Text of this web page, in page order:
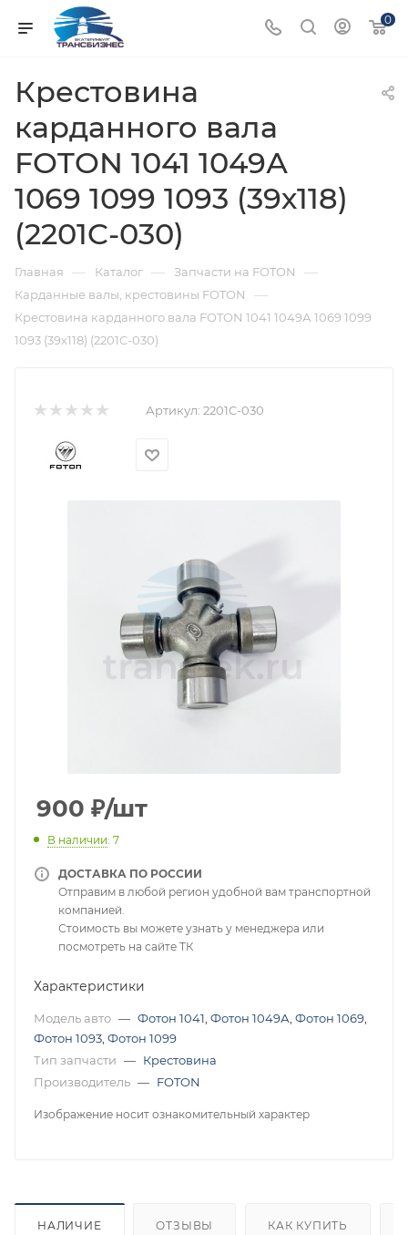
0
Крестовина
карданного вала
FOTON 1041 1049А
1069 1099 1093 (39х118)
(2201C-030)
Главная — Каталог — Запчасти на FOTON —
Карданные валы, крестовины FOTON —
Крестовина карданного вала FOTON 1041 1049А 1069 1099
1093 (39х118) (2201C-030)
Артикул: 2201C-030
900 ₽/шт
В наличии: 7
ДОСТАВКА ПО РОССИИ
Отправим в любой регион удобной вам транспортной
компанией.
Стоимость вы можете узнать у менеджера или
посмотреть на сайте ТК
Характеристики
Модель авто — Фотон 1041 Фотон 1049А Фотон 1069
Фотон 1093 Фотон 1099
Тип запчасти — Крестовина
Производитель — FOTON
Изображение носит ознакомительный характер
НАЛИЧИЕ ОТЗЫВЫ КАК КУПИТЬ